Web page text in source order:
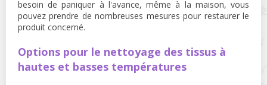
besoin de paniquer à l'avance, même à la maison, vous
pouvez prendre de nombreuses mesures pour restaurer le
produit concerné.
Options pour le nettoyage des tissus à
hautes et basses températures